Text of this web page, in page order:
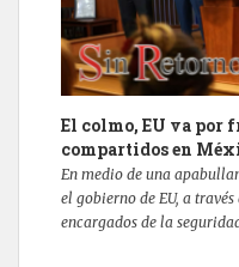
El colmo, EU va por
compartidos en
En medio de una
el gobierno de EU, a
encargados de la